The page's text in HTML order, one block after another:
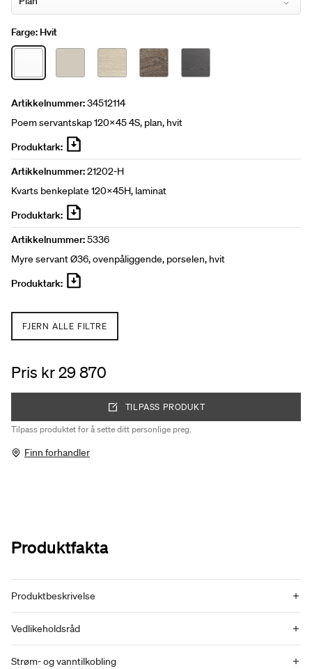
Farge: Hvit
Artikkelnummer:34512114
Poem servantskap 120x45 4S, plan, hvit
Produktark:
Artikkelnummer:21202-H
Kvarts benkeplate 120x45H, laminat
Produktark:
Artikkelnummer:5336
Myre servant Ø36, ovenpåliggende, porselen, hvit
Produktark:
FJERN ALLE FILTRE
Pris kr 29 870
TILPASS PRODUKT
Tilpass produktet for å sette ditt personlige preg.
Finn forhandler
Produktfakta
Produktbeskrivelse
Vedlikeholdsråd
Strøm- og vanntilkobling